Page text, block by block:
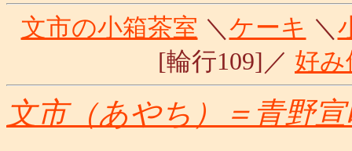
文市の小箱茶室 ＼ ケーキ ＼
[輪行109]／ 好み
文市（あやち）＝青野